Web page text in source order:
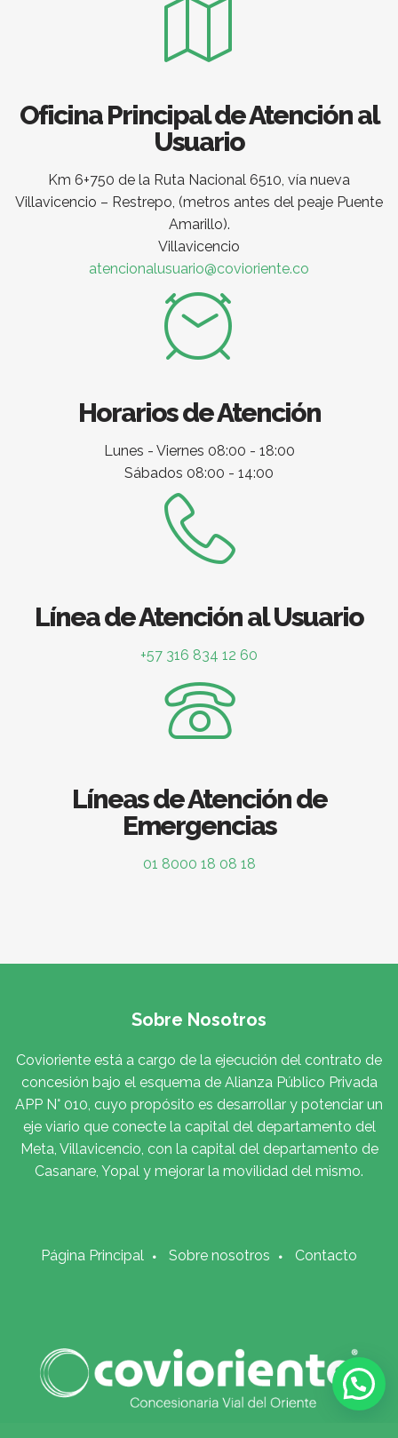
Oficina Principal de Atención al
Usuario
Km 6+750 de la Ruta Nacional 6510, vía nueva
Villavicencio – Restrepo, (metros antes del peaje Puente
Amarillo).
Villavicencio
atencionalusuario@covioriente.co
Horarios de Atención
Lunes - Viernes 08:00 - 18:00
Sábados 08:00 - 14:00
Línea de Atención al Usuario
+57 316 834 12 60
Líneas de Atención de
Emergencias
01 8000 18 08 18
Sobre Nosotros
Covioriente está a cargo de la ejecución del contrato de
concesión bajo el esquema de Alianza Público Privada
APP N° 010, cuyo propósito es desarrollar y potenciar un
eje viario que conecte la capital del departamento del
Meta, Villavicencio, con la capital del departamento de
Casanare, Yopal y mejorar la movilidad del mismo.
Página Principal Sobre nosotros Contacto